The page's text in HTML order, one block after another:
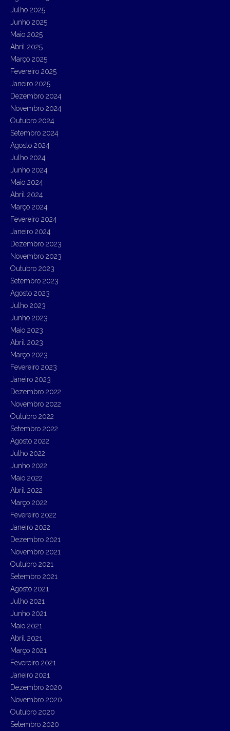
Julho 2025
Junho 2025
Maio 2025
Abril 2025
Março 2025
Fevereiro 2025
Janeiro 2025
Dezembro 2024
Novembro 2024
Outubro 2024
Setembro 2024
Agosto 2024
Julho 2024
Junho 2024
Maio 2024
Abril 2024
Março 2024
Fevereiro 2024
Janeiro 2024
Dezembro 2023
Novembro 2023
Outubro 2023
Setembro 2023
Agosto 2023
Julho 2023
Junho 2023
Maio 2023
Abril 2023
Março 2023
Fevereiro 2023
Janeiro 2023
Dezembro 2022
Novembro 2022
Outubro 2022
Setembro 2022
Agosto 2022
Julho 2022
Junho 2022
Maio 2022
Abril 2022
Março 2022
Fevereiro 2022
Janeiro 2022
Dezembro 2021
Novembro 2021
Outubro 2021
Setembro 2021
Agosto 2021
Julho 2021
Junho 2021
Maio 2021
Abril 2021
Março 2021
Fevereiro 2021
Janeiro 2021
Dezembro 2020
Novembro 2020
Outubro 2020
Setembro 2020